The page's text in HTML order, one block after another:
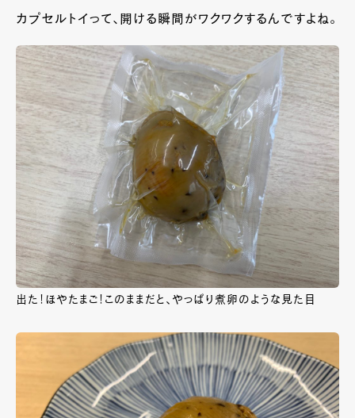
カプセルトイって、開ける瞬間がワクワクするんですよね。
出た！ほやたまご！このままだと、やっぱり煮卵のような見た目